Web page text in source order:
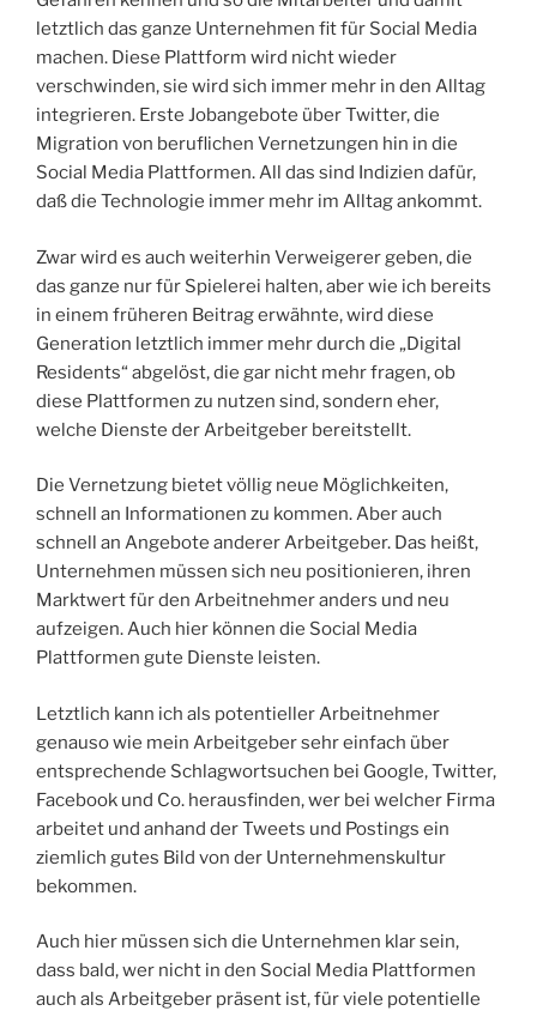
letztlich das ganze Unternehmen fit für Social Media
machen. Diese Plattform wird nicht wieder
verschwinden, sie wird sich immer mehr in den Alltag
integrieren. Erste Jobangebote über Twitter, die
Migration von beruflichen Vernetzungen hin in die
Social Media Plattformen. All das sind Indizien dafür,
daß die Technologie immer mehr im Alltag ankommt.
Zwar wird es auch weiterhin Verweigerer geben, die
das ganze nur für Spielerei halten, aber wie ich bereits
in einem früheren Beitrag erwähnte, wird diese
Generation letztlich immer mehr durch die „Digital
Residents“ abgelöst, die gar nicht mehr fragen, ob
diese Plattformen zu nutzen sind, sondern eher,
welche Dienste der Arbeitgeber bereitstellt.
Die Vernetzung bietet völlig neue Möglichkeiten,
schnell an Informationen zu kommen. Aber auch
schnell an Angebote anderer Arbeitgeber. Das heißt,
Unternehmen müssen sich neu positionieren, ihren
Marktwert für den Arbeitnehmer anders und neu
aufzeigen. Auch hier können die Social Media
Plattformen gute Dienste leisten.
Letztlich kann ich als potentieller Arbeitnehmer
genauso wie mein Arbeitgeber sehr einfach über
entsprechende Schlagwortsuchen bei Google, Twitter,
Facebook und Co. herausfinden, wer bei welcher Firma
arbeitet und anhand der Tweets und Postings ein
ziemlich gutes Bild von der Unternehmenskultur
bekommen.
Auch hier müssen sich die Unternehmen klar sein,
dass bald, wer nicht in den Social Media Plattformen
auch als Arbeitgeber präsent ist, für viele potentielle